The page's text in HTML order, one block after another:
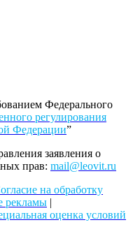
Федерального
регулирования
Федерации”
заявления о
прав: mail@leovit.ru
на обработку
рекламы |
оценка условий